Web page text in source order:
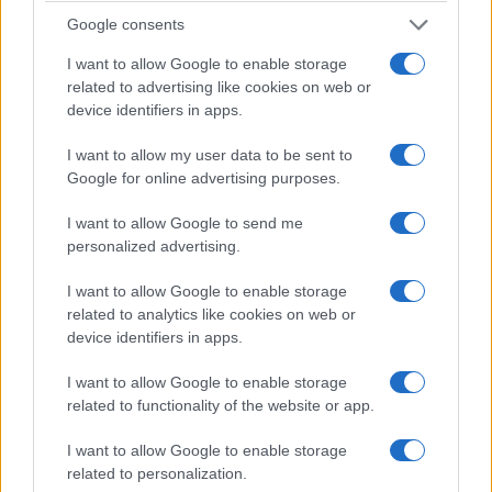
Google consents
I want to allow Google to enable storage
related to advertising like cookies on web or
device identifiers in apps.
I want to allow my user data to be sent to
Google for online advertising purposes.
I want to allow Google to send me
personalized advertising.
I want to allow Google to enable storage
related to analytics like cookies on web or
device identifiers in apps.
I want to allow Google to enable storage
related to functionality of the website or app.
I want to allow Google to enable storage
related to personalization.
λογιστές έχουν τη δυνατότητα παρεμβάσεων
σε λάθη ή ό,τι χρειάζεται να αλλαχθεί.
Σημαντικό να σημειωθεί είναι ότι στο κομμάτι
δεν μπορούν να γίνονται αλλαγές, καθώς τα
Ωστόσο, στα έξοδα μπορούν ακόμη να γίνονται
Για το My Data, προσέθεσε πως είναι σύστημα
που εξελίσσεται και βελτιώνεται, κάτι που δεν
αναμενόταν αρχικά όταν πρωτοβγήκε, όπως
σήμερα είναι ένα χρήσιμο εργαλείο στα χέρια
των λογιστών.